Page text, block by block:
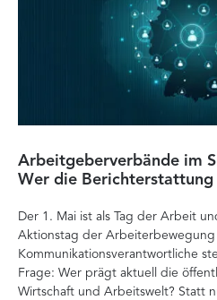
Arbeitgeberverbände im
Wer die
Der 1. Mai ist als Tag der Arbeit
Aktionstag der
Kommunikationsverantwortliche
Frage: Wer prägt aktuell die
Wirtschaft und Arbeitswelt? Statt